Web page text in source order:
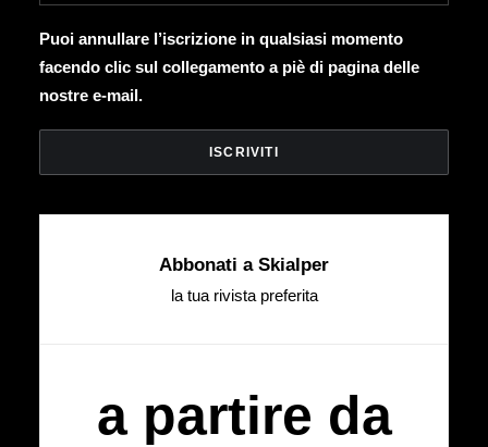
Puoi annullare l’iscrizione in qualsiasi momento
facendo clic sul collegamento a piè di pagina delle
nostre e-mail.
Abbonati a Skialper
la tua rivista preferita
a partire da